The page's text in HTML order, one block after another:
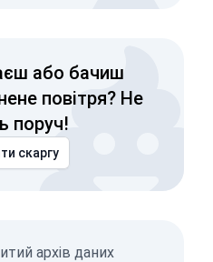
або бачиш
повітря? Не
поруч!
скаргу
архів даних